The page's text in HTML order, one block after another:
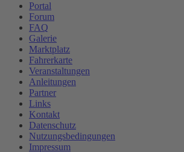
Portal
Forum
FAQ
Galerie
Marktplatz
Fahrerkarte
Veranstaltungen
Anleitungen
Partner
Links
Kontakt
Datenschutz
Nutzungsbedingungen
Impressum